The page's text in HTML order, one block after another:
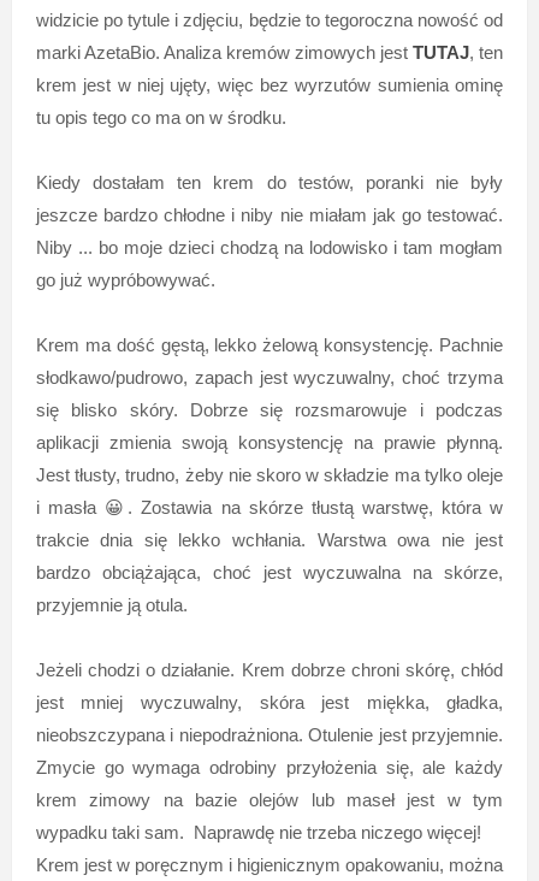
widzicie po tytule i zdjęciu, będzie to tegoroczna nowość od
marki AzetaBio. Analiza kremów zimowych jestTUTAJ, ten
krem jest w niej ujęty, więc bez wyrzutów sumienia ominę
tu opis tego co ma on w środku.
Kiedy dostałam ten krem do testów, poranki nie były
jeszcze bardzo chłodne i niby nie miałam jak go testować.
Niby ... bo moje dzieci chodzą na lodowisko i tam mogłam
go już wypróbowywać.
Krem ma dość gęstą, lekko żelową konsystencję. Pachnie
słodkawo/pudrowo, zapach jest wyczuwalny, choć trzyma
się blisko skóry. Dobrze się rozsmarowuje i podczas
aplikacji zmienia swoją konsystencję na prawie płynną.
Jest tłusty, trudno, żeby nie skoro w składzie ma tylko oleje
i masła 😀. Zostawia na skórze tłustą warstwę, która w
trakcie dnia się lekko wchłania. Warstwa owa nie jest
bardzo obciążająca, choć jest wyczuwalna na skórze,
przyjemnie ją otula.
Jeżeli chodzi o działanie. Krem dobrze chroni skórę, chłód
jest mniej wyczuwalny, skóra jest miękka, gładka,
nieobszczypana i niepodrażniona. Otulenie jest przyjemnie.
Zmycie go wymaga odrobiny przyłożenia się, ale każdy
krem zimowy na bazie olejów lub maseł jest w tym
wypadku taki sam. Naprawdę nie trzeba niczego więcej!
Krem jest w poręcznym i higienicznym opakowaniu, można